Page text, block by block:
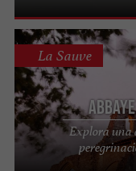
Explora una
La Sauve